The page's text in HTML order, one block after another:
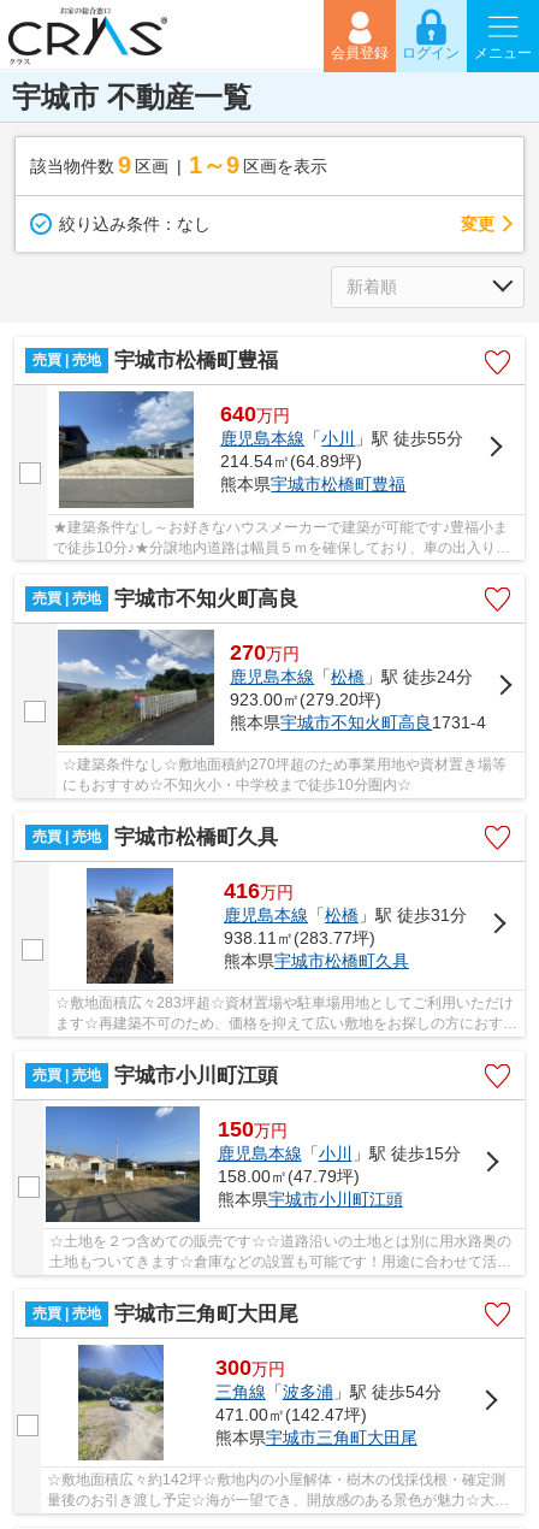
会員登録 ログイン メニュー
宇城市 不動産一覧
該当物件数 9 区画 1～9 区画を表示
絞り込み条件： なし 変更
売買 | 売地 宇城市松橋町豊福
640万円
鹿児島本線 「小川
」駅 徒歩55分
214.54㎡(64.89坪)
熊本県宇城市松橋町豊福
★建築条件なし～お好きなハウスメーカーで建築が可能です♪豊福小ま
で徒歩10分♪★分譲地内道路は幅員５ｍを確保しており、車の出入りも
売買 | 売地
宇城市不知火町高良
270万円
鹿児島本線 「松橋 」駅 徒歩24分
923.00㎡(279.20坪)
熊本県宇城市不知火町高良1731-4
☆建築条件なし☆敷地面積約270坪超のため事業用地や資材置き場等
にもおすすめ☆不知火小・中学校まで徒歩10分圏内☆
売買 | 売地 宇城市松橋町久具
416万円
鹿児島本線 「松橋」駅 徒歩31分
938.11㎡(283.77坪)
熊本県宇城市松橋町久具
☆敷地面積広々283坪超☆資材置場や駐車場用地としてご利用いただけ
ます☆再建築不可のため、価格を抑えて広い敷地をお探しの方におすす
売買 | 売地
宇城市小川町江頭
150万円
鹿児島本線 「小川
」駅 徒歩15分
158.00㎡(47.79坪)
熊本県宇城市小川町江頭
☆土地を２つ含めての販売です☆☆道路沿いの土地とは別に用水路奥の
土地もついてきます☆倉庫などの設置も可能です！用途に合わせて活用
売買 | 売地
宇城市三角町大田尾
300万円
三角線 「波多浦 」駅 徒歩54分
471.00㎡(142.47坪)
熊本県宇城市三角町大田尾
☆敷地面積広々約142坪☆敷地内の小屋解体・樹木の伐採伐根・確定測
量後のお引き渡し予定☆海が一望でき、開放感のある景色が魅力☆大田